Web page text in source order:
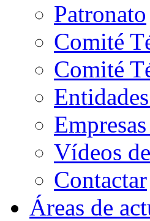
Patronato
Comité
Comité
Vídeos
Contactar
Áreas de